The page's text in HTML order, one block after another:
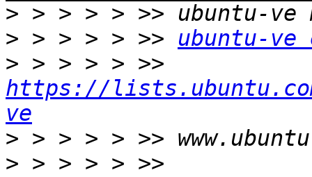
>
> > > > > >> ubuntu-
>
https://
ve
>
> > > > > >>